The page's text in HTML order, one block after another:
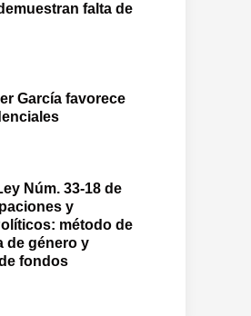
falta de
García favorece
Núm. 33-18 de
y
método de
de género y
fondos